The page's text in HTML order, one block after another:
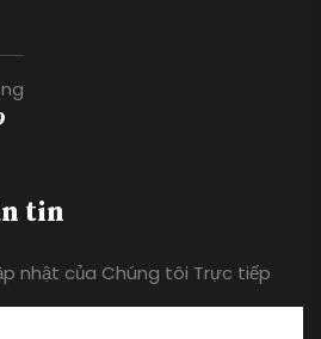
tin
nhật của Chúng tôi Trực tiếp